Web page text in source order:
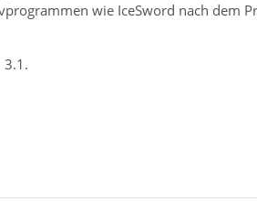
wie IceSword nach dem
3.1.